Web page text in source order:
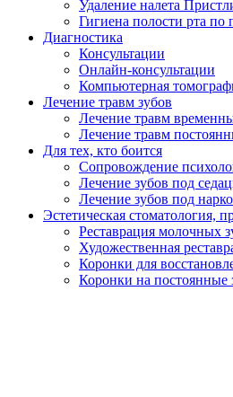
Удаление налета
Гигиена полости рта по
Диагностика
Консультации
Онлайн-консультации
Компьютерная
Лечение травм зубов
Лечение травм
Лечение травм
Для тех, кто боится
Сопровождение
Лечение зубов под
Лечение зубов под
Эстетическая стоматология,
Реставрация молочных
Художественная
Коронки для
Коронки на постоянные